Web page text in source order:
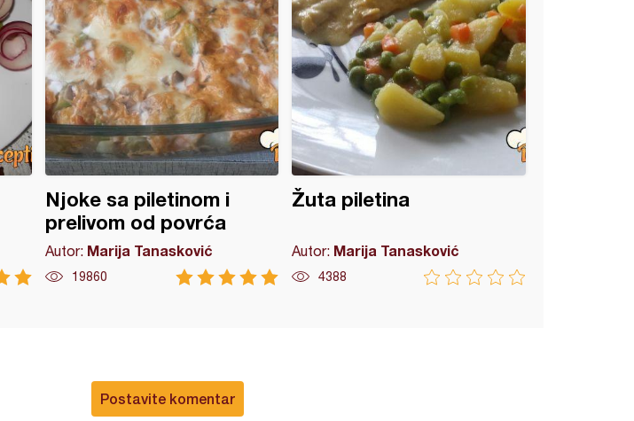
Njoke sa piletinom i
prelivom od povrća
Autor: Marija Tanasković
19860
Žuta piletina
Autor: Marija Tanasković
4388
Postavite komentar